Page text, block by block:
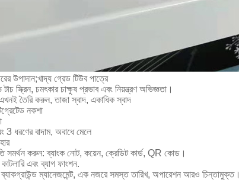
উপাদান;খাদ্য গ্রেড টিউব পাত্রে
টাচ স্ক্রিন, চমৎকার চাক্ষুষ প্রভাব এবং নিয়ন্ত্রণ অভিজ্ঞতা।
তৈরি করুন, তাজা স্বাদ, একাধিক স্বাদ
নকশা
ধরণের বাদাম, অবাধে মেলে
সমর্থন করুন: ব্যাংক নোট, কয়েন, ক্রেডিট কার্ড, QR কোড।
এবং ব্যাগ ফাংশন.
ম্যানেজমেন্ট, এক নজরে সমস্ত তারিখ, অপারেশন আরও চিন্তামুক্ত।